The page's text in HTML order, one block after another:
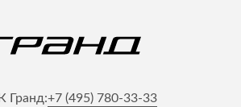
Гранд:+7 (495) 780-33-33